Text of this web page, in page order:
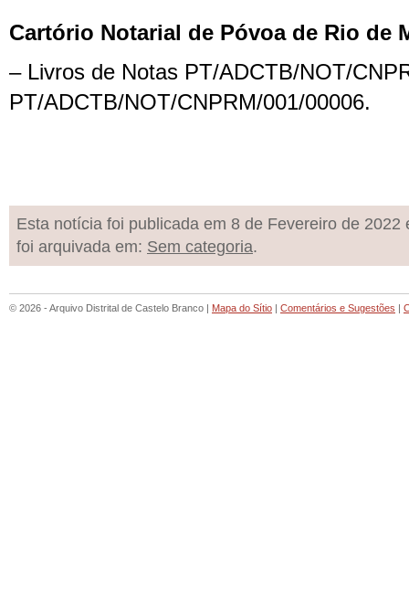
Cartório Notarial de Póvoa de Rio de
– Livros de Notas PT/ADCTB/NOT/
PT/ADCTB/NOT/CNPRM/001/00006.
Esta notícia foi publicada em 8 de Fevereiro de 2022
foi arquivada em: Sem categoria.
© 2026 - Arquivo Distrital de Castelo Branco | Mapa do Sítio | Comentários e Sugestões |